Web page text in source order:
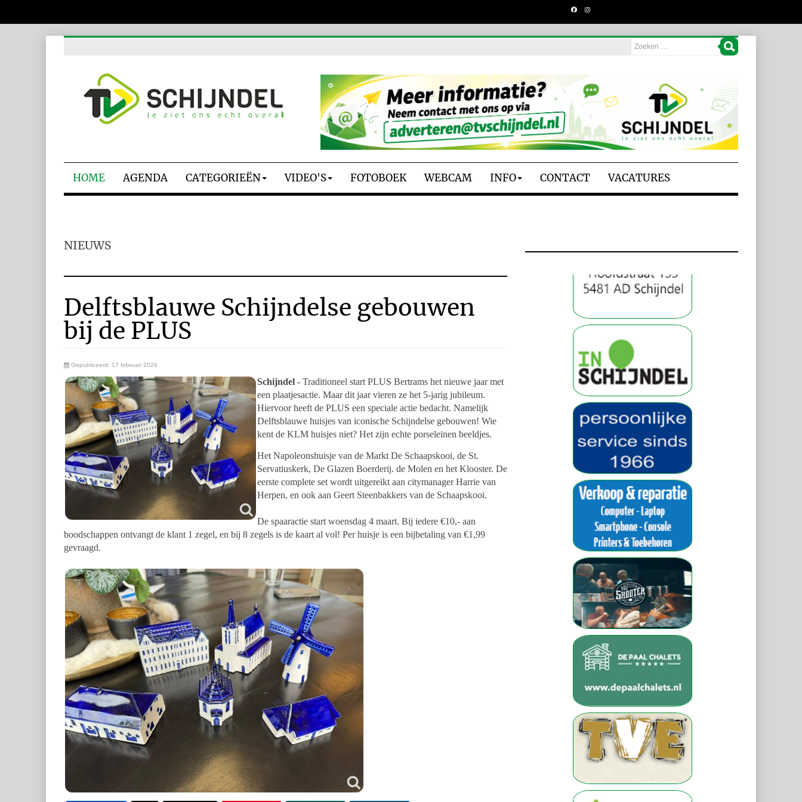
HOME AGENDA CATEGORIEËN VIDEO'S FOTOBOEK WEBCAM INFO CONTACT VACATURES
NIEUWS
Delftsblauwe Schijndelse gebouwen
bij de PLUS
Gepubliceerd: 17 februari 2026
Schijndel - Traditioneel start PLUS Bertrams het nieuwe jaar met
een plaatjesactie. Maar dit jaar vieren ze het 5-jarig jubileum.
Hiervoor heeft de PLUS een speciale actie bedacht. Namelijk
Delftsblauwe huisjes van iconische Schijndelse gebouwen! Wie
kent de KLM huisjes niet? Het zijn echte porseleinen beeldjes.
Het Napoleonshuisje van de Markt De Schaapskooi, de St.
Servatiuskerk, De Glazen Boerderij. de Molen en het Klooster. De
eerste complete set wordt uitgereikt aan citymanager Harrie van
Herpen, en ook aan Geert Steenbakkers van de Schaapskooi.
De spaaractie start woensdag 4 maart. Bij iedere €10,- aan
boodschappen ontvangt de klant 1 zegel, en bij 8 zegels is de kaart al vol! Per huisje is een bijbetaling van €1,99
gevraagd.